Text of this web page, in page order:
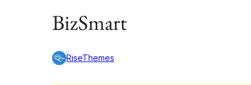
BizSmart
RiseThemes